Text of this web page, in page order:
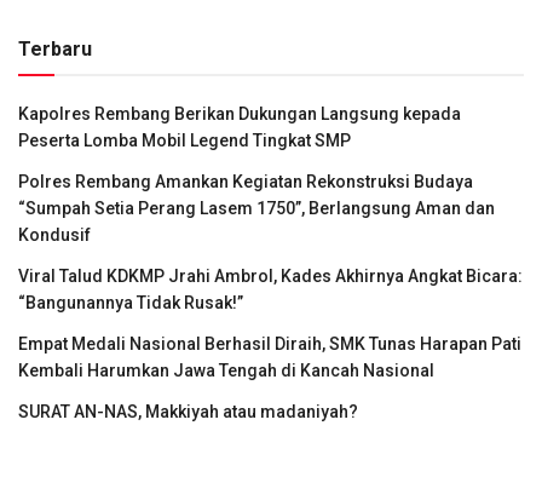
Terbaru
Kapolres Rembang Berikan Dukungan Langsung kepada
Peserta Lomba Mobil Legend Tingkat SMP
Polres Rembang Amankan Kegiatan Rekonstruksi Budaya
“Sumpah Setia Perang Lasem 1750”, Berlangsung Aman dan
Kondusif
Viral Talud KDKMP Jrahi Ambrol, Kades Akhirnya Angkat Bicara:
“Bangunannya Tidak Rusak!”
Empat Medali Nasional Berhasil Diraih, SMK Tunas Harapan Pati
Kembali Harumkan Jawa Tengah di Kancah Nasional
SURAT AN-NAS, Makkiyah atau madaniyah?